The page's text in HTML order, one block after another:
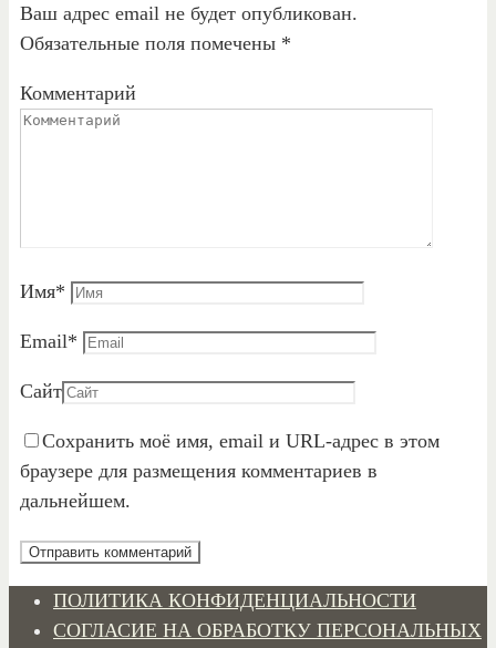
Ваш адрес email не будет опубликован.
Обязательные поля помечены *
Комментарий
Имя*
Email*
Сайт
Сохранить моё имя, email и URL-адрес в этом
браузере для размещения комментариев в
дальнейшем.
ПОЛИТИКА КОНФИДЕНЦИАЛЬНОСТИ
СОГЛАСИЕ НА ОБРАБОТКУ ПЕРСОНАЛЬНЫХ